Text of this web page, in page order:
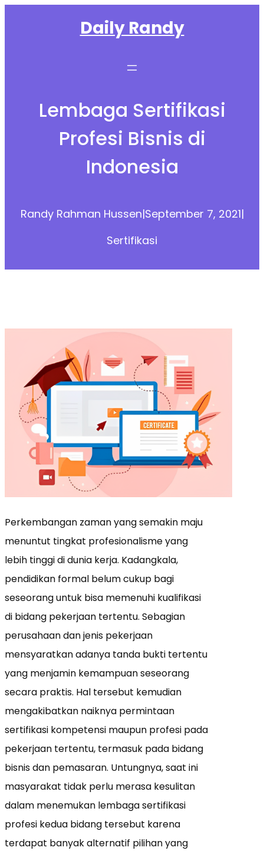
Daily Randy
Lembaga Sertifikasi
Profesi Bisnis di
Indonesia
Randy Rahman Hussen|September 7, 2021|
Sertifikasi
Perkembangan zaman yang semakin maju
menuntut tingkat profesionalisme yang
lebih tinggi di dunia kerja. Kadangkala,
pendidikan formal belum cukup bagi
seseorang untuk bisa memenuhi kualifikasi
di bidang pekerjaan tertentu. Sebagian
perusahaan dan jenis pekerjaan
mensyaratkan adanya tanda bukti tertentu
yang menjamin kemampuan seseorang
secara praktis. Hal tersebut kemudian
mengakibatkan naiknya permintaan
sertifikasi kompetensi maupun profesi pada
pekerjaan tertentu, termasuk pada bidang
bisnis dan pemasaran. Untungnya, saat ini
masyarakat tidak perlu merasa kesulitan
dalam menemukan lembaga sertifikasi
profesi kedua bidang tersebut karena
terdapat banyak alternatif pilihan yang